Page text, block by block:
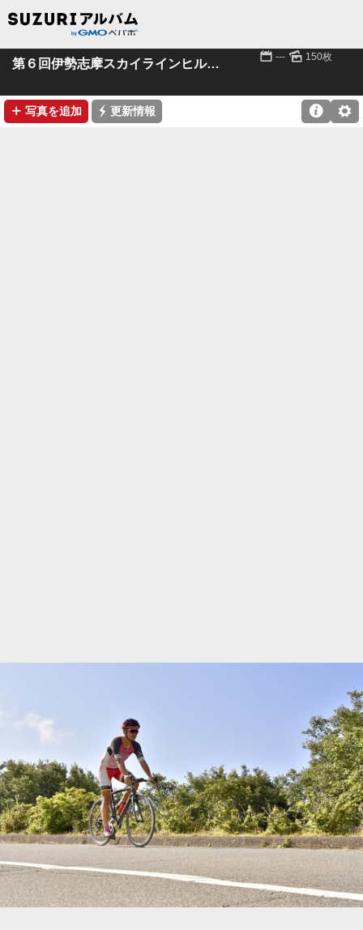
第６回伊勢志摩スカイラインヒルクライム 📅 --- 🌄 150枚
➕ 写真を追加 ⚡ 更新情報 ⚙
